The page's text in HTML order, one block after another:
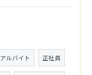
アルバイト 正社員